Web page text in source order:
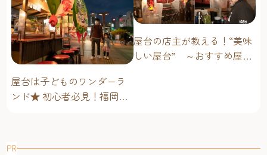
屋台は子どものワンダーラ
ンド★ 初心者必見！福岡博
屋台の店主が教える！“美味
しい屋台” ～おすすめ屋台
PR